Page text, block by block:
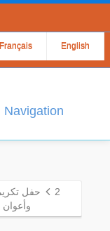
Français English
Navigation
2
حفل
وأعوان